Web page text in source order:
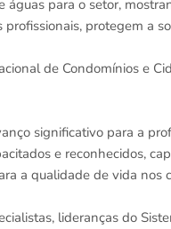
águas para o setor,
protegem a
de Condomínios e
significativo para a
e reconhecidos,
a qualidade de vida nos
lideranças do